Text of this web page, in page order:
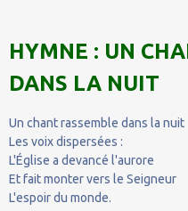
HYMNE : UN
DANS LA NUIT
Un chant rassemble dans la nuit
Les voix dispersées :
L'Église a devancé l'aurore
Et fait monter vers le Seigneur
L'espoir du monde.